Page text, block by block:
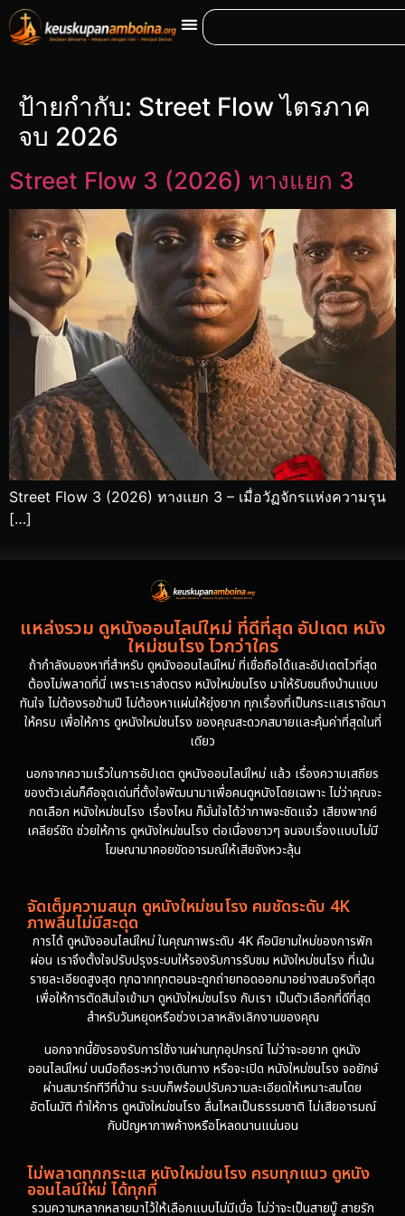
ป้ายกำกับ: Street Flow ไตรภาค
จบ 2026
Street Flow 3 (2026) ทางแยก 3
Street Flow 3 (2026) ทางแยก 3 – เมื่อวัฏจักรแห่งความรุน
[…]
แหล่งรวม ดูหนังออนไลน์ใหม่ ที่ดีที่สุด อัปเดต หนัง
ใหม่ชนโรง ไวกว่าใคร
ถ้ากำลังมองหาที่สำหรับ ดูหนังออนไลน์ใหม่ ที่เชื่อถือได้และอัปเดตไวที่สุด
ต้องไม่พลาดที่นี่ เพราะเราส่งตรง หนังใหม่ชนโรง มาให้รับชมถึงบ้านแบบ
ทันใจ ไม่ต้องรอข้ามปี ไม่ต้องหาแผ่นให้ยุ่งยาก ทุกเรื่องที่เป็นกระแสเราจัดมา
ให้ครบ เพื่อให้การ ดูหนังใหม่ชนโรง ของคุณสะดวกสบายและคุ้มค่าที่สุดในที่
เดียว
นอกจากความเร็วในการอัปเดต ดูหนังออนไลน์ใหม่ แล้ว เรื่องความเสถียร
ของตัวเล่นก็คือจุดเด่นที่ตั้งใจพัฒนามาเพื่อคนดูหนังโดยเฉพาะ ไม่ว่าคุณจะ
กดเลือก หนังใหม่ชนโรง เรื่องไหน ก็มั่นใจได้ว่าภาพจะชัดแจ๋ว เสียงพากย์
เคลียร์ชัด ช่วยให้การ ดูหนังใหม่ชนโรง ต่อเนื่องยาวๆ จนจบเรื่องแบบไม่มี
โฆษณามาคอยขัดอารมณ์ให้เสียจังหวะลุ้น
จัดเต็มความสนุก ดูหนังใหม่ชนโรง คมชัดระดับ 4K
ภาพลื่นไม่มีสะดุด
การได้ ดูหนังออนไลน์ใหม่ ในคุณภาพระดับ 4K คือนิยามใหม่ของการพัก
ผ่อน เราจึงตั้งใจปรับปรุงระบบให้รองรับการรับชม หนังใหม่ชนโรง ที่เน้น
รายละเอียดสูงสุด ทุกฉากทุกตอนจะถูกถ่ายทอดออกมาอย่างสมจริงที่สุด
เพื่อให้การตัดสินใจเข้ามา ดูหนังใหม่ชนโรง กับเรา เป็นตัวเลือกที่ดีที่สุด
สำหรับวันหยุดหรือช่วงเวลาหลังเลิกงานของคุณ
นอกจากนี้ยังรองรับการใช้งานผ่านทุกอุปกรณ์ ไม่ว่าจะอยาก ดูหนัง
ออนไลน์ใหม่ บนมือถือระหว่างเดินทาง หรือจะเปิด หนังใหม่ชนโรง จอยักษ์
ผ่านสมาร์ททีวีที่บ้าน ระบบก็พร้อมปรับความละเอียดให้เหมาะสมโดย
อัตโนมัติ ทำให้การ ดูหนังใหม่ชนโรง ลื่นไหลเป็นธรรมชาติ ไม่เสียอารมณ์
กับปัญหาภาพค้างหรือโหลดนานแน่นอน
ไม่พลาดทุกกระแส หนังใหม่ชนโรง ครบทุกแนว ดูหนัง
ออนไลน์ใหม่ ได้ทุกที่
รวมความหลากหลายมาไว้ให้เลือกแบบไม่มีเบื่อ ไม่ว่าจะเป็นสายบู๊ สายรัก